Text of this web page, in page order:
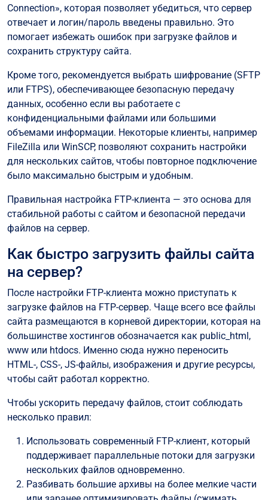
Connection», которая позволяет убедиться, что сервер
отвечает и логин/пароль введены правильно. Это
помогает избежать ошибок при загрузке файлов и
сохранить структуру сайта.
Кроме того, рекомендуется выбрать шифрование (SFTP
или FTPS), обеспечивающее безопасную передачу
данных, особенно если вы работаете с
конфиденциальными файлами или большими
объемами информации. Некоторые клиенты, например
FileZilla или WinSCP, позволяют сохранить настройки
для нескольких сайтов, чтобы повторное подключение
было максимально быстрым и удобным.
Правильная настройка FTP-клиента — это основа для
стабильной работы с сайтом и безопасной передачи
файлов на сервер.
Как быстро загрузить файлы сайта
на сервер?
После настройки FTP-клиента можно приступать к
загрузке файлов на FTP-сервер. Чаще всего все файлы
сайта размещаются в корневой директории, которая на
большинстве хостингов обозначается как public_html,
www или htdocs. Именно сюда нужно переносить
HTML-, CSS-, JS-файлы, изображения и другие ресурсы,
чтобы сайт работал корректно.
Чтобы ускорить передачу файлов, стоит соблюдать
несколько правил:
Использовать современный FTP-клиент, который
поддерживает параллельные потоки для загрузки
нескольких файлов одновременно.
Разбивать большие архивы на более мелкие части